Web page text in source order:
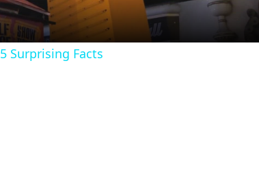
y
Surprising Facts